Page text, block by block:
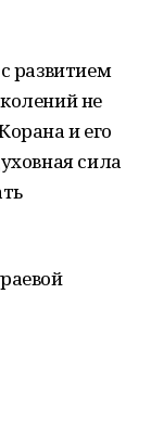
развитием
не
и его
сила